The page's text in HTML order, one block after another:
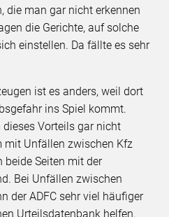
die man gar nicht erkennen
die Gerichte, auf solche
einstellen. Da fällte es sehr
ist es anders, weil dort
ins Spiel kommt.
Vorteils gar nicht
mit Unfällen zwischen Kfz
beide Seiten mit der
Bei Unfällen zwischen
der ADFC sehr viel häufiger
Urteilsdatenbank helfen.